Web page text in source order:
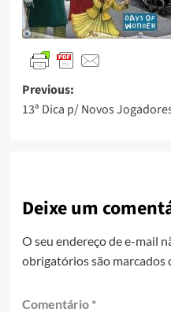
Previous:
13ª Dica p/ Novos
Deixe um
O seu endereço de e-mail
obrigatórios são marcados
Comentário *